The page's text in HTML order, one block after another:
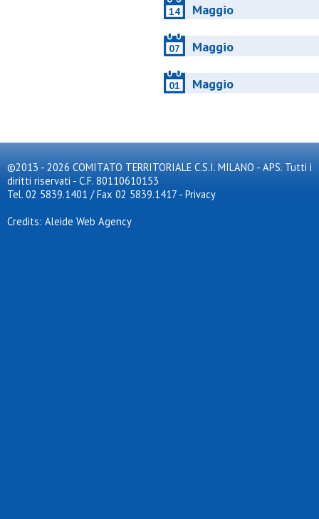
14 Maggio
07 Maggio
01 Maggio
©2013 - 2026 COMITATO TERRITORIALE C.S.I. MILANO - APS. Tutti i
diritti riservati - C.F. 80110610153
Tel. 02 5839.1401 / Fax 02 5839.1417 - Privacy
Credits: Aleide Web Agency